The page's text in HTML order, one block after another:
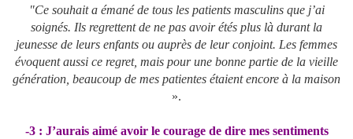
"Ce souhait a émané de tous les patients masculins que j’ai
soignés. Ils regrettent de ne pas avoir étés plus là durant la
jeunesse de leurs enfants ou auprès de leur conjoint. Les femmes
évoquent aussi ce regret, mais pour une bonne partie de la vieille
génération, beaucoup de mes patientes étaient encore à la maison
».
-3 : J’aurais aimé avoir le courage de dire mes sentiments